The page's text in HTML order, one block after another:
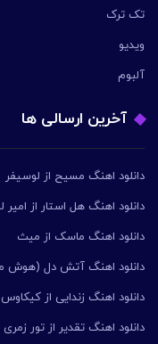
تک ترک
ویدیو
آلبوم
آخرین ارسالی ها
دانلود اهنگ مسیح از لوسیفر
دانلود اهنگ هل استار از امیر
دانلود اهنگ ماسک از میث
دانلود اهنگ آتش دل (هوش
دانلود اهنگ زندایی از
دانلود اهنگ تقدیر از تور زمری